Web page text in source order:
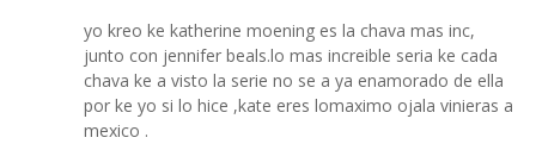
yo kreo ke katherine moening es la chava mas inc,
junto con jennifer beals.lo mas increible seria ke cada
chava ke a visto la serie no se a ya enamorado de ella
por ke yo si lo hice ,kate eres lomaximo ojala vinieras a
mexico .